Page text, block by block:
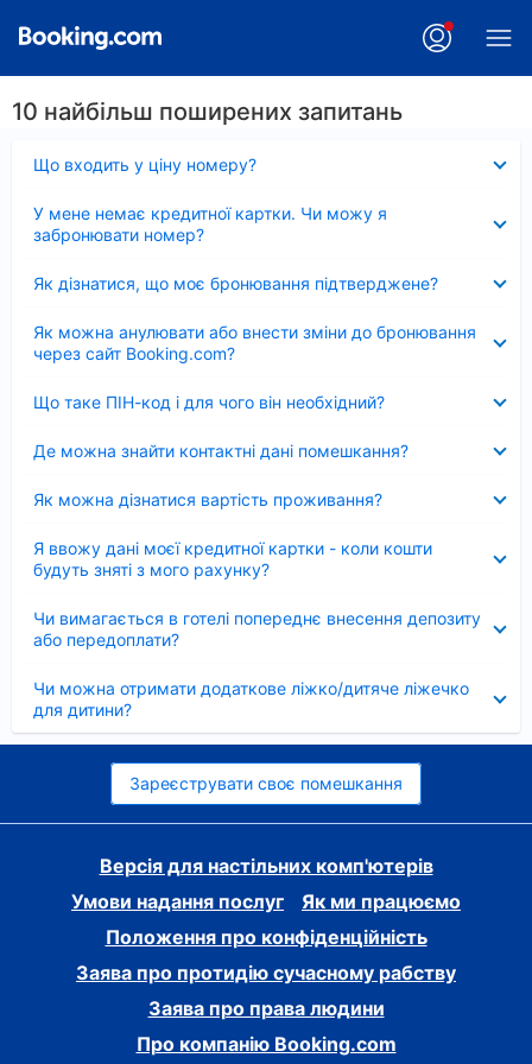
10 найбільш поширених запитань
Що входить у ціну номеру?
У мене немає кредитної картки. Чи можу я
забронювати номер?
Як дізнатися, що моє бронювання підтверджене?
Як можна анулювати або внести зміни до бронювання
через сайт Booking.com?
Що таке ПІН-код і для чого він необхідний?
Де можна знайти контактні дані помешкання?
Як можна дізнатися вартість проживання?
Я ввожу дані моєї кредитної картки - коли кошти
будуть зняті з мого рахунку?
Чи вимагається в готелі попереднє внесення депозиту
або передоплати?
Чи можна отримати додаткове ліжко/дитяче ліжечко
для дитини?
Зареєструвати своє помешкання
Версія для настільних комп'ютерів
Умови надання послуг
Як ми працюємо
Положення про конфіденційність
Заява про протидію сучасному рабству
Заява про права людини
Про компанію Booking.com